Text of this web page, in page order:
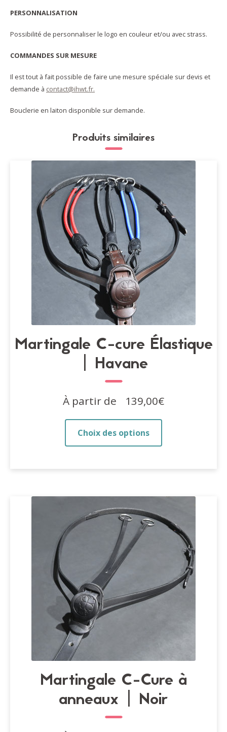
PERSONNALISATION
Possibilité de personnaliser le logo en couleur et/ou avec strass.
COMMANDES SUR MESURE
Il est tout à fait possible de faire une mesure spéciale sur devis et
demande à contact@ihwt.fr.
Bouclerie en laiton disponible sur demande.
Produits similaires
Martingale C-cure Élastique
| Havane
À partir de 139,00€
Choix des options
a
options
être
choisies
du
produit
Martingale C-Cure à
anneaux | Noir